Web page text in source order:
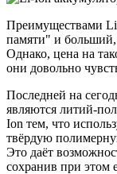
Преимуществами Li-
памяти" и
Однако, цена на
они довольно
Последней на
являются литий-
Ion тем, что
твёрдую
Это даёт
сохранив при этом